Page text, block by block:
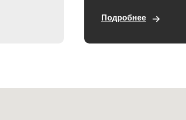
Подробнее